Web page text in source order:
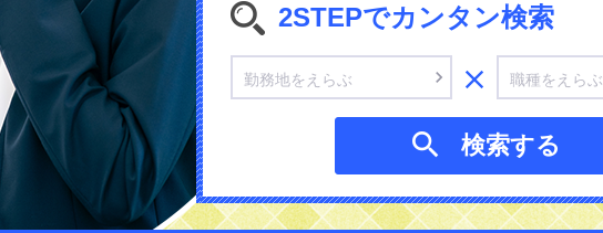
2STEPでカンタン検索
勤務地をえらぶ   職種をえらぶ
 検索する